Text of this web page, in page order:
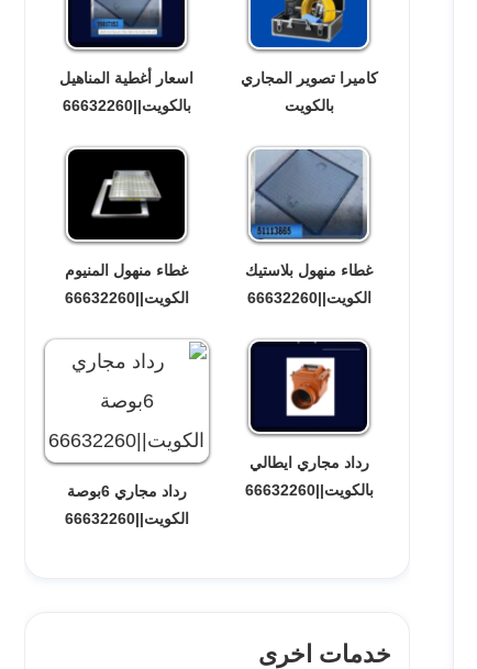
كاميرا تصوير المجاري
بالكويت
اسعار أغطية المناهيل
بالكويت||66632260
غطاء منهول بلاستيك
الكويت||66632260
غطاء منهول المنيوم
الكويت||66632260
رداد مجاري ايطالي
بالكويت||66632260
رداد مجاري 6بوصة
الكويت||66632260
خدمات اخرى